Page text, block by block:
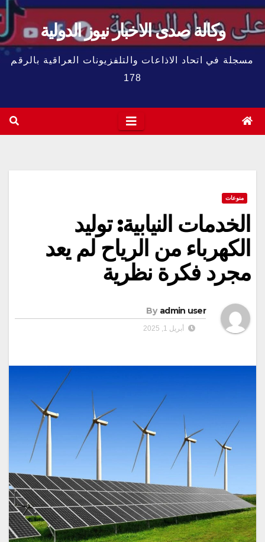
وكالة صدى الاخبار نيوز الدولية
مسجلة في اتحاد الاذاعات والتلفزيونات العراقية بالرقم
178
منوعات
الخدمات النيابية: توليد
الكهرباء من الرياح لم يعد
مجرد فكرة نظرية
By admin user
أبريل 1, 2025